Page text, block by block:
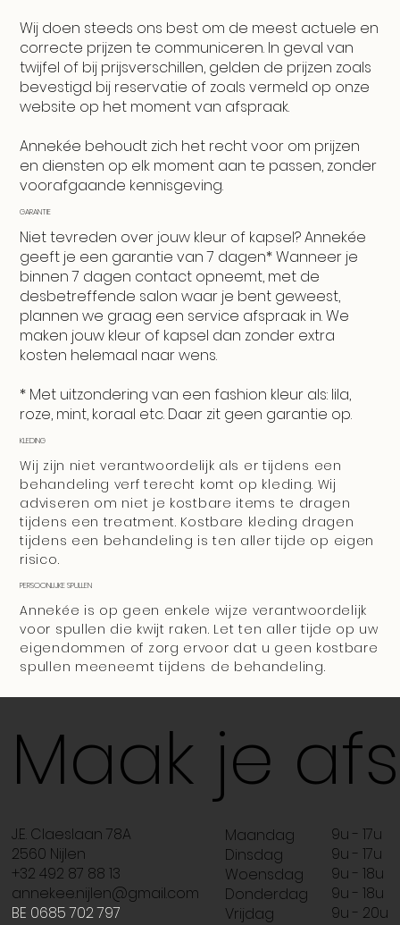
Wij doen steeds ons best om de meest actuele en
correcte prijzen te communiceren. In geval van
twijfel of bij prijsverschillen, gelden de prijzen zoals
bevestigd bij reservatie of zoals vermeld op onze
website op het moment van afspraak.
Annekée behoudt zich het recht voor om prijzen
en diensten op elk moment aan te passen, zonder
voorafgaande kennisgeving.
GARANTIE
Niet tevreden over jouw kleur of kapsel? Annekée
geeft je een garantie van 7 dagen* Wanneer je
binnen 7 dagen contact opneemt, met de
desbetreffende salon waar je bent geweest,
plannen we graag een service afspraak in. We
maken jouw kleur of kapsel dan zonder extra
kosten helemaal naar wens.
* Met uitzondering van een fashion kleur als: lila,
roze, mint, koraal etc. Daar zit geen garantie op.
KLEDING
Wij zijn niet verantwoordelijk als er tijdens een
behandeling verf terecht komt op kleding. Wij
adviseren om niet je kostbare items te dragen
tijdens een treatment. Kostbare kleding dragen
tijdens een behandeling is ten aller tijde op eigen
risico.
PERSOONLIJKE SPULLEN
Annekée is op geen enkele wijze verantwoordelijk
voor spullen die kwijt raken. Let ten aller tijde op uw
eigendommen of zorg ervoor dat u geen kostbare
spullen meeneemt tijdens de behandeling.
Maak je
J.E. Claeslaan 78A
2560 Nijlen
+32 492 87 88 13
annekee.nijlen@gmail.com
BE 0685 702 797
Maandag
Dinsdag
Woensdag
Donderdag
Vrijdag
9u - 17u
9u - 17u
9u - 18u
9u - 18u
9u - 20u